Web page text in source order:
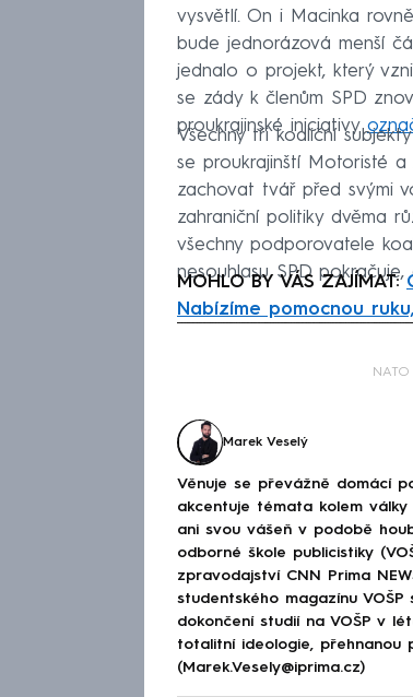
vysvětlí. On i Macinka
bude jednorázová menší
jednalo o projekt, který
se zády k členům SPD
proukrajinské iniciativy
Všechny tři koaliční
se proukrajinští Motoristé a
zachovat tvář před svými
zahraniční politiky dvěma
všechny podporovatele
nesouhlasu SPD
MOHLO BY VÁS ZAJÍMAT:
Nabízíme pomocnou
NATO
Marek Veselý
Věnuje se převážně domácí
akcentuje témata kolem
ani svou vášeň v podobě
odborné škole publicistiky
zpravodajství CNN Prima
studentského magazínu
dokončení studií na VOŠP v
totalitní ideologie, přehnanou
(Marek.Vesely@iprima.cz)